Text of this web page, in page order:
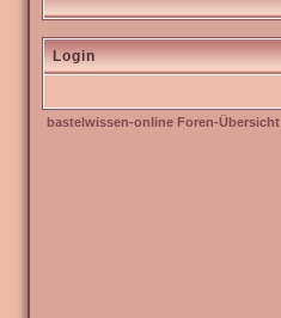
Login
bastelwissen-online Foren-Übersicht